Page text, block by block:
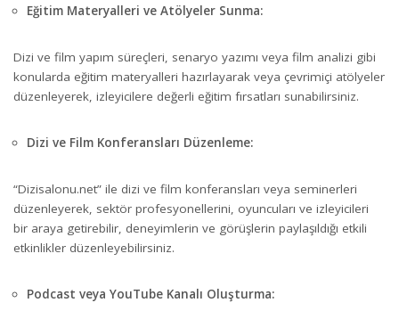
Eğitim Materyalleri ve Atölyeler Sunma:
Dizi ve film yapım süreçleri, senaryo yazımı veya film analizi gibi
konularda eğitim materyalleri hazırlayarak veya çevrimiçi atölyeler
düzenleyerek, izleyicilere değerli eğitim fırsatları sunabilirsiniz.
Dizi ve Film Konferansları Düzenleme:
“Dizisalonu.net” ile dizi ve film konferansları veya seminerleri
düzenleyerek, sektör profesyonellerini, oyuncuları ve izleyicileri
bir araya getirebilir, deneyimlerin ve görüşlerin paylaşıldığı etkili
etkinlikler düzenleyebilirsiniz.
Podcast veya YouTube Kanalı Oluşturma: